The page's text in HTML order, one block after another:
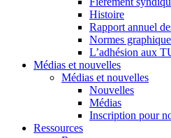
Histoire
Rapport annuel
Normes
L’adhésion aux
Médias et nouvelles
Médias et nouvelles
Nouvelles
Médias
Inscription pour
Ressources